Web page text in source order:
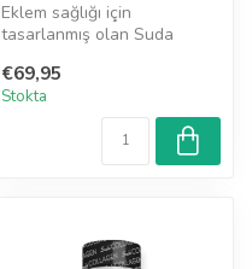
Eklem sağlığı için
tasarlanmış olan Suda
eklemlerinizin daha es...
€69,95
Stokta